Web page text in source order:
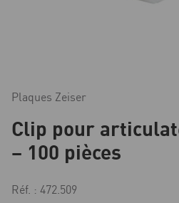
Plaques Zeiser
Clip pour
– 100 pièces
Réf. : 472.509